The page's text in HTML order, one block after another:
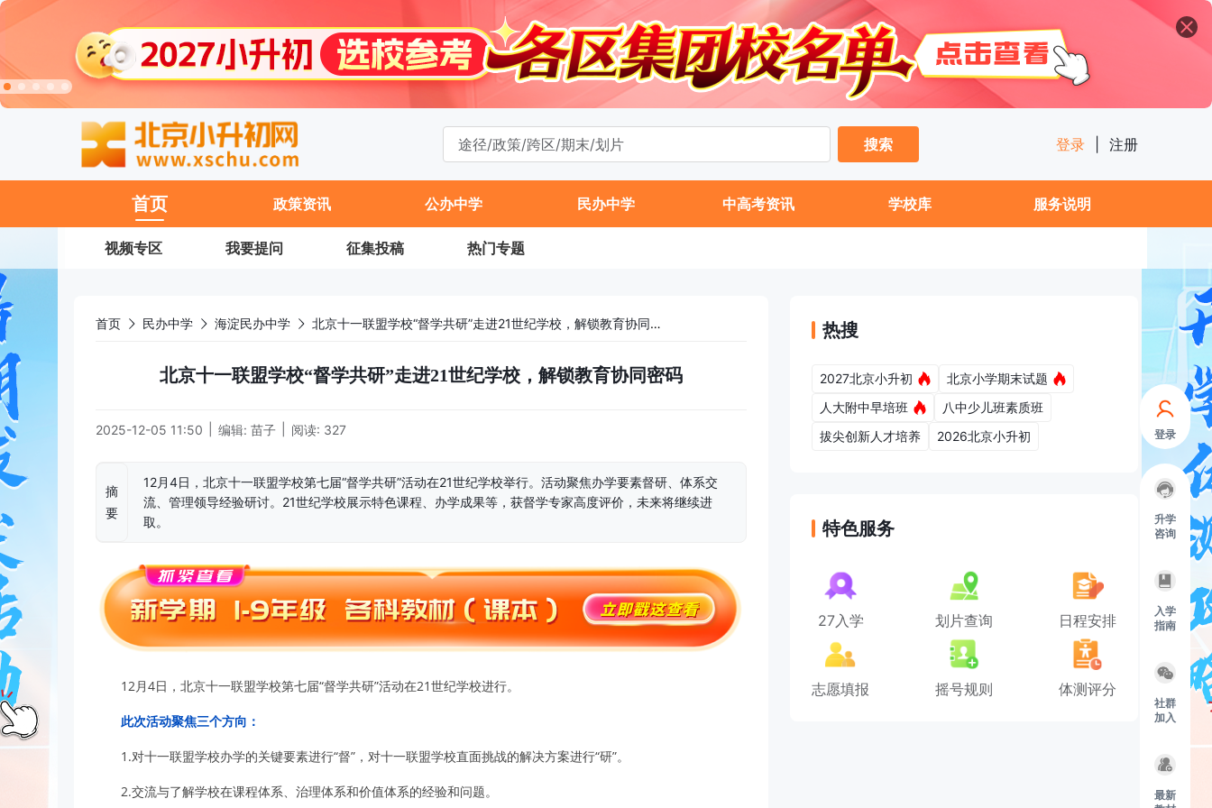
登录
升学
咨询
入学
指南
社群
加入
最新
搜索
登录 注册
首页 政策资讯 公办中学 民办中学 中高考资讯 学校库 服务说明
视频专区 我要提问 征集投稿 热门专题
首页 民办中学 海淀民办中学 北京十一联盟学校“督学共研”走进21世纪学校，解锁教育协同密码
北京十一联盟学校“督学共研”走进21世纪学校，解锁教育协同密码
2025-12-05 11:50 编辑: 苗子 阅读: 327
摘
要
12月4日，北京十一联盟学校第七届“督学共研”活动在21世纪学校举行。活动聚焦办学要素督研、体系交
流、管理领导经验研讨。21世纪学校展示特色课程、办学成果等，获督学专家高度评价，未来将继续进
取。
12月4日，北京十一联盟学校第七届“督学共研”活动在21世纪学校进行。
此次活动聚焦三个方向：
1.对十一联盟学校办学的关键要素进行“督”，对十一联盟学校直面挑战的解决方案进行“研”。
2.交流与了解学校在课程体系、治理体系和价值体系的经验和问题。
热搜
2027北京小升初
北京小学期末试题
人大附中早培班
八中少儿班素质班
拔尖创新人才培养
2026北京小升初
特色服务
27入学 划片查询 日程安排
志愿填报 摇号规则 体测评分